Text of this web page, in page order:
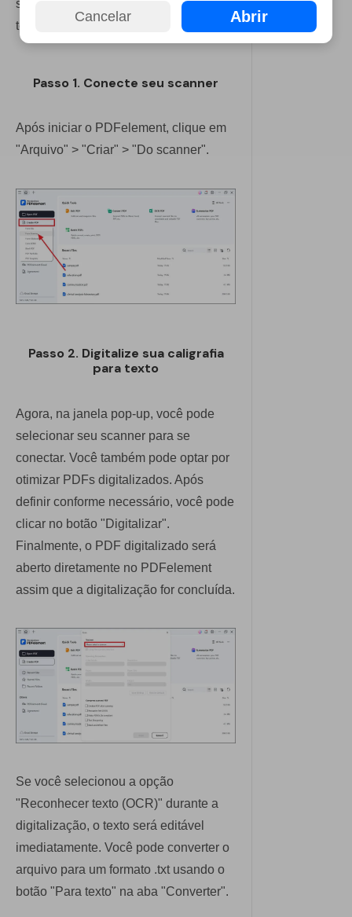
scanners e converter o documento em
texto editável com OCR.
Passo 1. Conecte seu scanner
Após iniciar o PDFelement, clique em
"Arquivo" > "Criar" > "Do scanner".
Passo 2. Digitalize sua caligrafia
para texto
Agora, na janela pop-up, você pode
selecionar seu scanner para se
conectar. Você também pode optar por
otimizar PDFs digitalizados. Após
definir conforme necessário, você pode
clicar no botão "Digitalizar".
Finalmente, o PDF digitalizado será
aberto diretamente no PDFelement
assim que a digitalização for concluída.
Se você selecionou a opção
"Reconhecer texto (OCR)" durante a
digitalização, o texto será editável
imediatamente. Você pode converter o
arquivo para um formato .txt usando o
botão "Para texto" na aba "Converter".
Cancelar Abrir